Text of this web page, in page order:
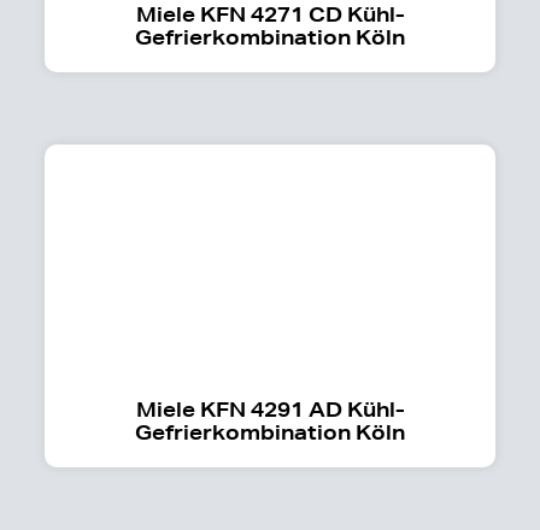
Miele KFN 4271 CD Kühl-
Gefrierkombination Köln
Miele KFN 4291 AD Kühl-
Gefrierkombination Köln